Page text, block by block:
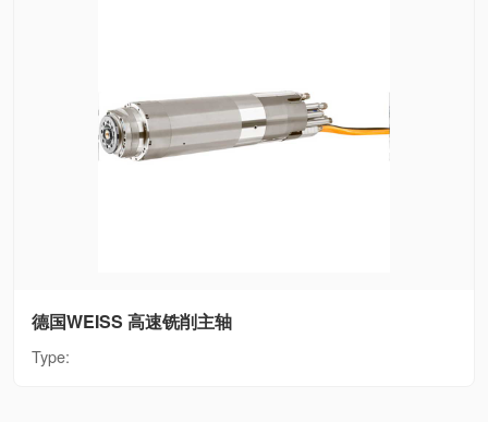
德国WEISS 高速铣削主轴
Type: